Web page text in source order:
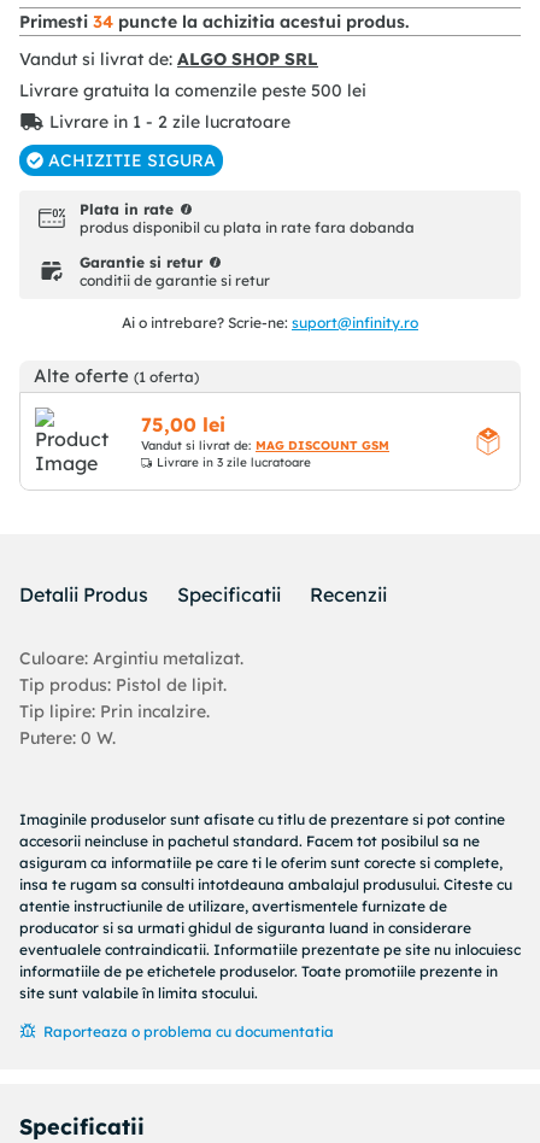
Primesti 34 puncte la achizitia acestui produs.
Vandut si livrat de: ALGO SHOP SRL
Livrare gratuita la comenzile peste 500 lei
Livrare in 1 - 2 zile lucratoare
ACHIZITIE SIGURA
Plata in rate
produs disponibil cu plata in rate fara dobanda
Garantie si retur
conditii de garantie si retur
Ai o intrebare? Scrie-ne: suport@infinity.ro
Alte oferte (1 oferta)
75,00 lei
Vandut si livrat de: MAG DISCOUNT GSM
Livrare in 3 zile lucratoare
Detalii Produs Specificatii Recenzii
Culoare: Argintiu metalizat.
Tip produs: Pistol de lipit.
Tip lipire: Prin incalzire.
Putere: 0 W.
Imaginile produselor sunt afisate cu titlu de prezentare si pot contine
accesorii neincluse in pachetul standard. Facem tot posibilul sa ne
asiguram ca informatiile pe care ti le oferim sunt corecte si complete,
insa te rugam sa consulti intotdeauna ambalajul produsului. Citeste cu
atentie instructiunile de utilizare, avertismentele furnizate de
producator si sa urmati ghidul de siguranta luand in considerare
eventualele contraindicatii. Informatiile prezentate pe site nu inlocuiesc
informatiile de pe etichetele produselor. Toate promotiile prezente in
site sunt valabile în limita stocului.
Raporteaza o problema cu documentatia
Specificatii